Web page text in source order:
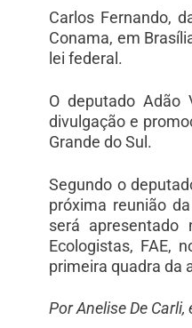
Carlos Fernando,
Conama, em
lei federal.
O deputado Adão
divulgação e
Grande do Sul.
Segundo o
próxima reunião
será
Ecologistas, FAE,
primeira quadra da
Por Anelise De